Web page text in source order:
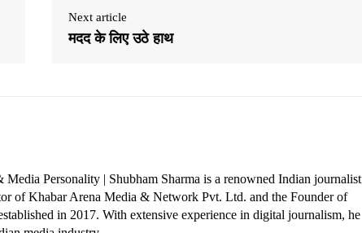
Next article
मदद के लिए उठे हाथ
Media Personality | Shubham Sharma is a renowned Indian journalist
of Khabar Arena Media & Network Pvt. Ltd. and the Founder of
in 2017. With extensive experience in digital journalism, he